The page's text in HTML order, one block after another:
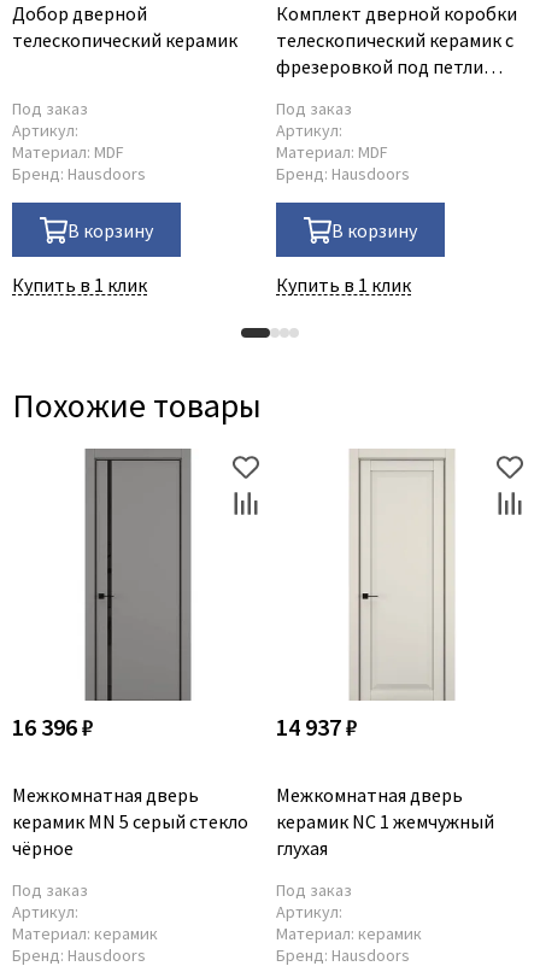
Добор дверной
телескопический керамик
Под заказ
Артикул:
Материал: MDF
Бренд: Hausdoors
В корзину
Купить в 1 клик
Комплект дверной коробки
телескопический керамик с
фрезеровкой под петли
Под заказ
Артикул:
Материал: MDF
Бренд: Hausdoors
В корзину
Купить в 1 клик
Похожие товары
16 396 ₽
Межкомнатная дверь
керамик MN 5 серый стекло
чёрное
Под заказ
Артикул:
Материал: керамик
Бренд: Hausdoors
14 937 ₽
Межкомнатная дверь
керамик NC 1 жемчужный
глухая
Под заказ
Артикул:
Материал: керамик
Бренд: Hausdoors